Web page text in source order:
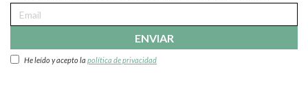
ENVIAR
He leído y acepto la política de privacidad